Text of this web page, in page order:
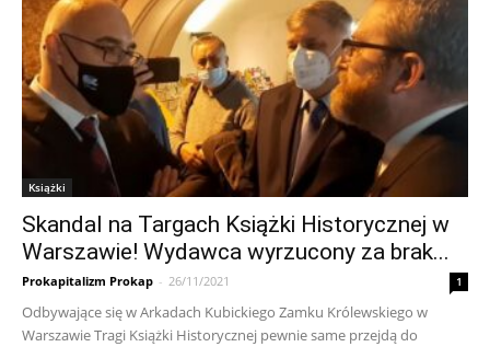
Książki
Skandal na Targach Książki Historycznej w
Warszawie! Wydawca wyrzucony za brak...
Prokapitalizm Prokap - 26/11/2021 1
Odbywające się w Arkadach Kubickiego Zamku Królewskiego w
Warszawie Tragi Książki Historycznej pewnie same przejdą do